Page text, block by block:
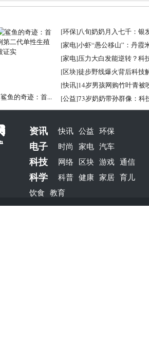
鲨鱼的奇迹：首...
[环保]八旬奶奶月入七千：银
[家电]小虾“愚公移山”：丹霞
[家电]压力大白发能逆转？科
[区块]徒步野线爆火背后科技
[快讯]14岁男孩网购竹叶青被
[公益]73岁奶奶带孙群像：科
资讯 快讯 公益 环保
电子 时尚 家电 汽车
科技 网络 区块 游戏 通信
科学 科普 健康 家居 育儿
饮食 教育